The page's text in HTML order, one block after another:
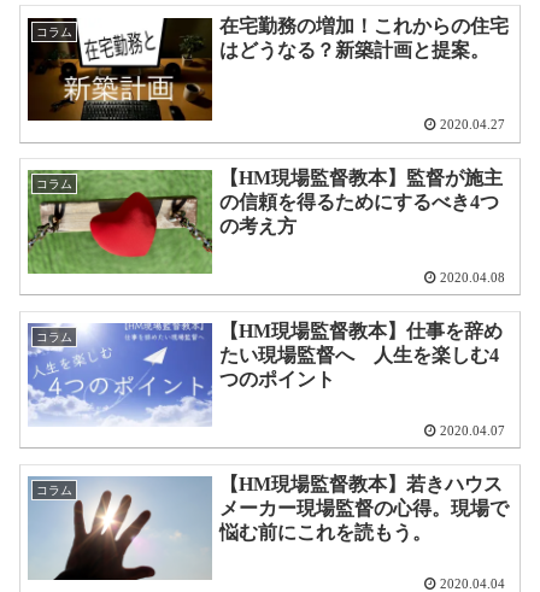
コラム
在宅勤務の増加！これからの住宅
はどうなる？新築計画と提案。
2020.04.27
コラム
【HM現場監督教本】監督が施主
の信頼を得るためにするべき4つ
の考え方
2020.04.08
コラム
【HM現場監督教本】仕事を辞め
たい現場監督へ 人生を楽しむ4
つのポイント
2020.04.07
コラム
【HM現場監督教本】若きハウス
メーカー現場監督の心得。現場で
悩む前にこれを読もう。
2020.04.04